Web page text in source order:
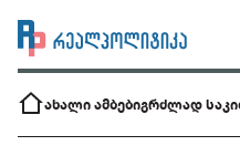
ახალი ამბებიგრძლად